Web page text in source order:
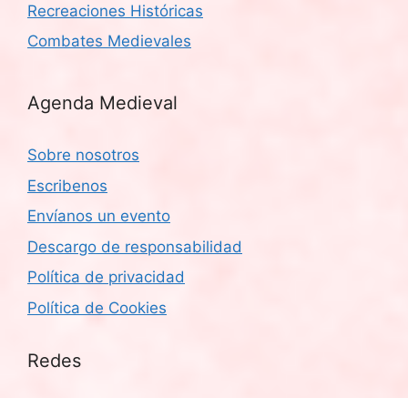
Recreaciones Históricas
Combates Medievales
Agenda Medieval
Sobre nosotros
Escribenos
Envíanos un evento
Descargo de responsabilidad
Política de privacidad
Política de Cookies
Redes